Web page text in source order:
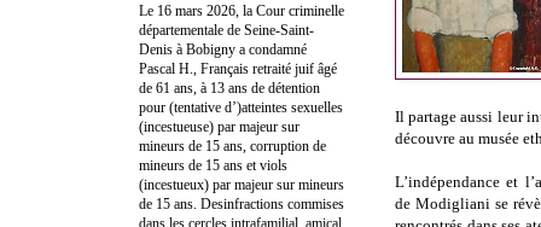
Il partage aussi leur
découvre au musée
L’indépendance et
de Modigliani se
Le 16 mars 2026, la Cour criminelle
départementale de Seine-Saint-
Denis à Bobigny a condamné
Pascal H., Français retraité juif âgé
de 61 ans, à 13 ans de détention
pour (tentative d’)atteintes sexuelles
(incestueuse) par majeur sur
mineurs de 15 ans, corruption de
mineurs de 15 ans et viols
(incestueux) par majeur sur mineurs
de 15 ans. Desinfractions commises
dans les cercles intrafamilial, amical